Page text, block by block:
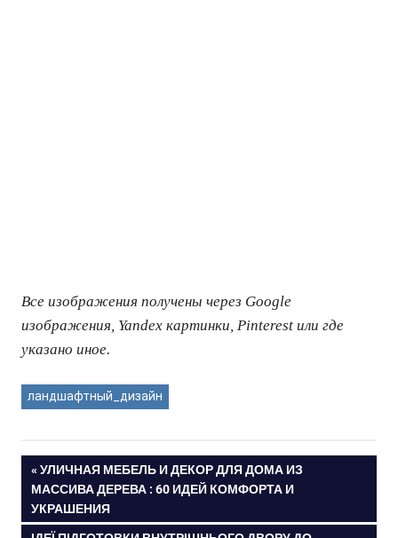
Все изображения получены через Google
изображения, Yandex картинки, Pinterest или где
указано иное.
ландшафтный_дизайн
Навигация
по
ПРЕДЫДУЩАЯ
ЗАПИСЬ:
УЛИЧНАЯ МЕБЕЛЬ И ДЕКОР ДЛЯ ДОМА ИЗ
МАССИВА ДЕРЕВА : 60 ИДЕЙ КОМФОРТА И
УКРАШЕНИЯ